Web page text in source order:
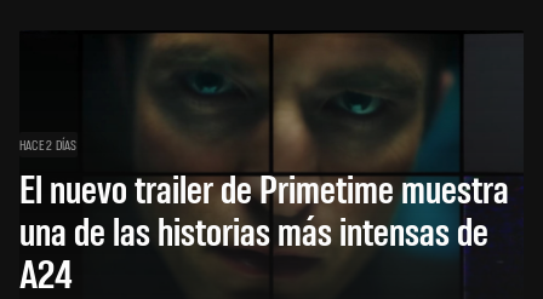
HACE 2 DÍAS
El nuevo trailer de Primetime muestra
una de las historias más intensas de
A24